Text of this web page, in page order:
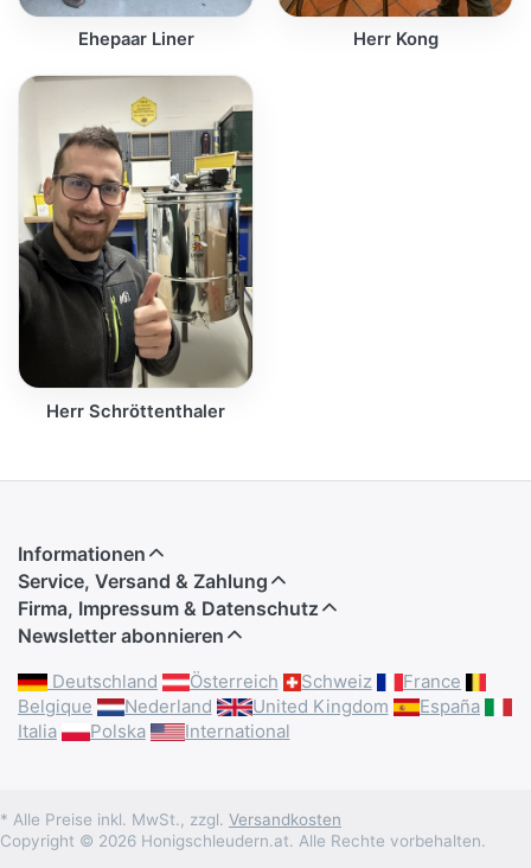
Ehepaar Liner Herr Kong
Herr Schröttenthaler
Informationen
Service, Versand & Zahlung
Firma, Impressum & Datenschutz
Newsletter abonnieren
Deutschland Österreich Schweiz
France
Belgique
Nederland United Kingdom
España
Italia
Polska International
* Alle Preise inkl. MwSt., zzgl. Versandkosten
Copyright © 2026 Honigschleudern.at. Alle Rechte vorbehalten.